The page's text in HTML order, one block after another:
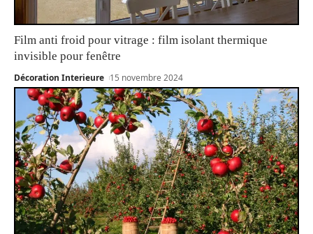
Film anti froid pour vitrage : film isolant thermique
invisible pour fenêtre
Décoration Interieure 15 novembre 2024